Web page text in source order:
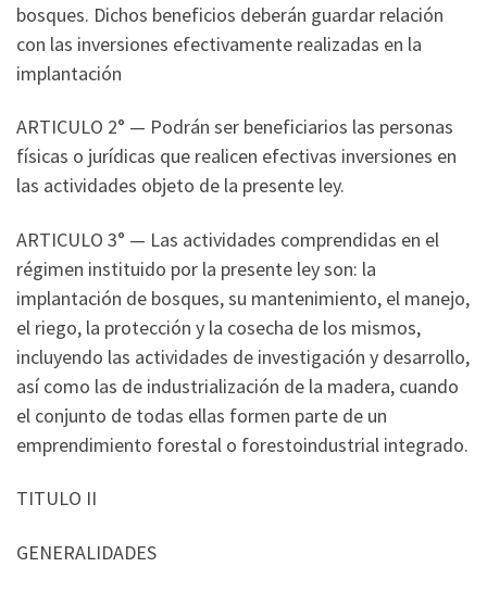
bosques. Dichos beneficios deberán guardar relación
con las inversiones efectivamente realizadas en la
implantación
ARTICULO 2° — Podrán ser beneficiarios las personas
físicas o jurídicas que realicen efectivas inversiones en
las actividades objeto de la presente ley.
ARTICULO 3° — Las actividades comprendidas en el
régimen instituido por la presente ley son: la
implantación de bosques, su mantenimiento, el manejo,
el riego, la protección y la cosecha de los mismos,
incluyendo las actividades de investigación y desarrollo,
así como las de industrialización de la madera, cuando
el conjunto de todas ellas formen parte de un
emprendimiento forestal o forestoindustrial integrado.
TITULO II
GENERALIDADES